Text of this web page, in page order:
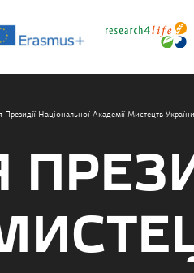
Президії Національної Академії Мистецтв України